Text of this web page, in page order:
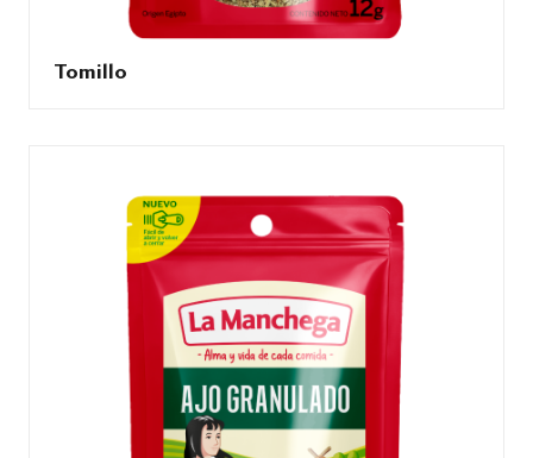
Tomillo